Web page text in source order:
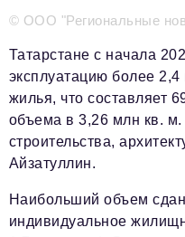
Информационный отдел
Отдел рекламы
reklama@business-
Отдел распространения/
podpiska@business-
Отдел по работе с
partner@business-
© ООО "Региональные
Татарстане с начала
эксплуатацию более
жилья, что составляет
объема в 3,26 млн кв.
строительства,
Айзатуллин.
Наибольший объем
индивидуальное